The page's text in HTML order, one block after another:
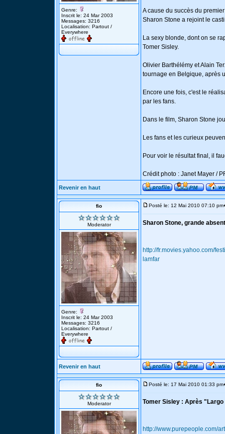
Genre:
Inscrit le: 24 Mar 2003
Messages: 3216
Localisation: Partout /
Everywhere
A cause du succès du
Sharon Stone a rejoint le
La sexy blonde, dont on se
Tomer Sisley.
Olivier Barthélémy et Alain
tournage en Belgique, après
Encore une fois, c'est le
par les fans.
Dans le film, Sharon Stone
Les fans et les curieux
Pour voir le résultat final, il
Crédit photo : Janet Mayer /
Revenir en haut
fio
Moderator
Genre:
Inscrit le: 24 Mar 2003
Messages: 3216
Localisation: Partout /
Everywhere
Posté le: 12 Mai 2010 07:10 pm
Sharon Stone, grande
http://fr.movies.yahoo.com/
lamfar
Revenir en haut
fio
Moderator
Posté le: 17 Mai 2010 01:33 pm
Tomer Sisley : Après
http://www.purepeople.com/